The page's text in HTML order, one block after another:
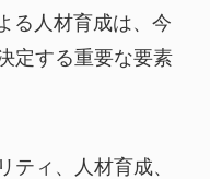
る人材育成は、今
定する重要な要素
ティ、人材育成、